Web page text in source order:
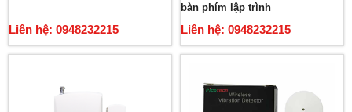
Liên hệ: 0948232215
bàn phím lập trình
Liên hệ: 0948232215